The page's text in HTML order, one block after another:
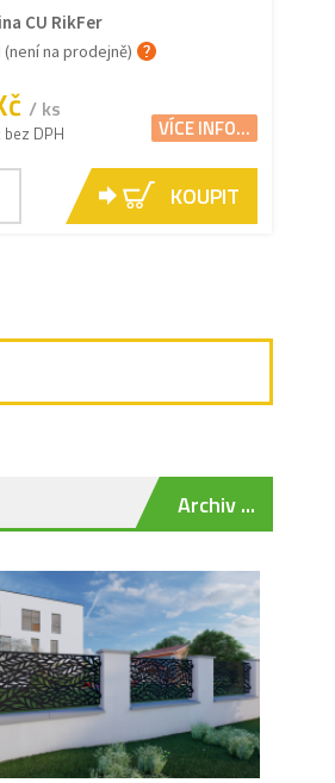
CU RikFer
(není na prodejně)
/ ks
bez DPH VÍCE INFO...
KOUPIT
Archiv ...